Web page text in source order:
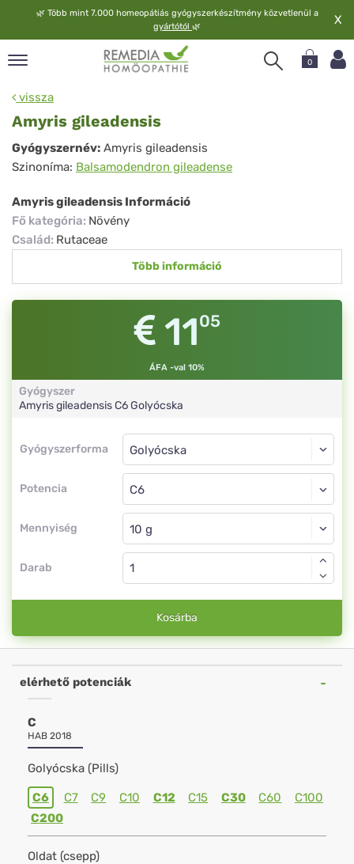
🌿 Több mint 7.000 homeopátiás gyógyszerkészítmény közvetlenül a
gyártótól 🌿 X
0
vissza
Amyris gileadensis
Amyris
gileadensis
Gyógyszernév: Amyris gileadensis
Szinoníma: Balsamodendron gileadense
Amyris gileadensis Információ
Fő kategória: Növény
Család: Rutaceae
Több információ
1105
ÁFA -val 10%
Gyógyszer
Amyris gileadensisC6Golyócska
Gyógyszerforma
Gyógyszerforma
Potencia
Golyócska
C6
Mennyiség
Golyócska
Darab
Kosárba
elérhető potenciák
C
HAB 2018
Golyócska (Pills)
C6 C7 C9 C10 C12 C15 C30 C60
C100
C200
Oldat (csepp)